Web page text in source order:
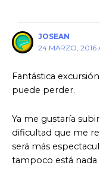
JOSEAN
24 MARZO, 2016
Fantástica
puede perder.
Ya me gustaría
dificultad que me
será más
tampoco está nada